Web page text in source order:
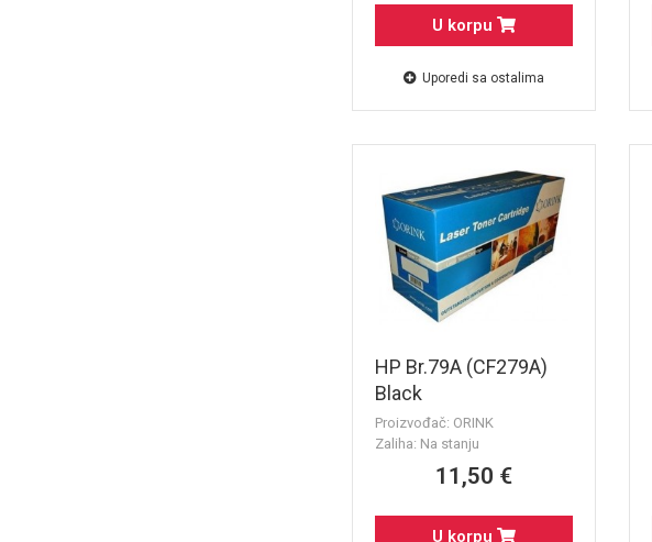
U korpu
Uporedi sa ostalima
HP Br.79A (CF279A)
Black
Proizvođač: ORINK
Zaliha: Na stanju
11,50 €
U korpu